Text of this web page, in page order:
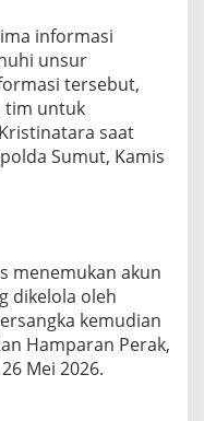
informasi
unsur
tersebut,
tim untuk
saat
Sumut, Kamis
menemukan akun
dikelola oleh
kemudian
Hamparan Perak,
Mei 2026.